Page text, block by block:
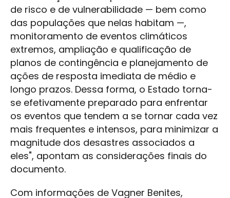
de risco e de vulnerabilidade — bem como
das populações que nelas habitam —,
monitoramento de eventos climáticos
extremos, ampliação e qualificação de
planos de contingência e planejamento de
ações de resposta imediata de médio e
longo prazos. Dessa forma, o Estado torna-
se efetivamente preparado para enfrentar
os eventos que tendem a se tornar cada vez
mais frequentes e intensos, para minimizar a
magnitude dos desastres associados a
eles", apontam as considerações finais do
documento.
Com informações de Vagner Benites,